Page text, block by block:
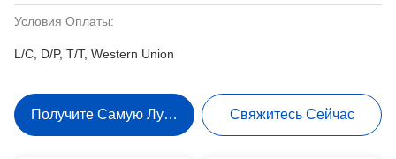
Условия Оплаты:
L/C, D/P, T/T, Western Union
Получите Самую Лучшую ЦенуСвяжитесь Сейчас